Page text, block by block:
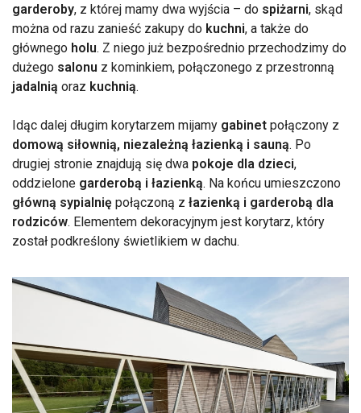
garderoby, z której mamy dwa wyjścia – do spiżarni, skąd
można od razu zanieść zakupy do kuchni, a także do
głównego holu. Z niego już bezpośrednio przechodzimy do
dużego salonu z kominkiem, połączonego z przestronną
jadalnią oraz kuchnią.
Idąc dalej długim korytarzem mijamy gabinet połączony z
domową siłownią, niezależną łazienką i sauną. Po
drugiej stronie znajdują się dwa pokoje dla dzieci,
oddzielone garderobą i łazienką. Na końcu umieszczono
główną sypialnię połączoną z łazienką i garderobą dla
rodziców. Elementem dekoracyjnym jest korytarz, który
został podkreślony świetlikiem w dachu.